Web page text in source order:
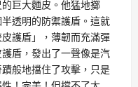
巨大麵皮。他猛地擲
透明的防禦護盾。這就
護盾」，薄韌而充滿彈
盾，發出了一聲像是汽
般地擋住了攻擊，只是